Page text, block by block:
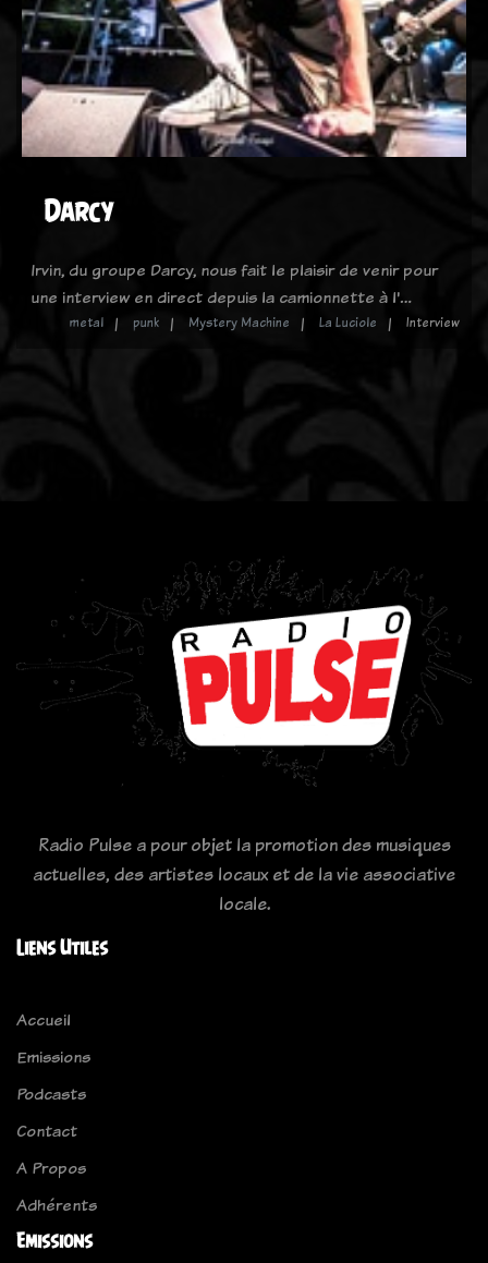
Darcy
Irvin, du groupe Darcy, nous fait le plaisir de venir pour
une interview en direct depuis la camionnette à l'…
metal punk Mystery Machine La Luciole Interview
Radio Pulse a pour objet la promotion des musiques
actuelles, des artistes locaux et de la vie associative
locale.
Liens Utiles
Accueil
Emissions
Podcasts
Contact
A Propos
Adhérents
Emissions